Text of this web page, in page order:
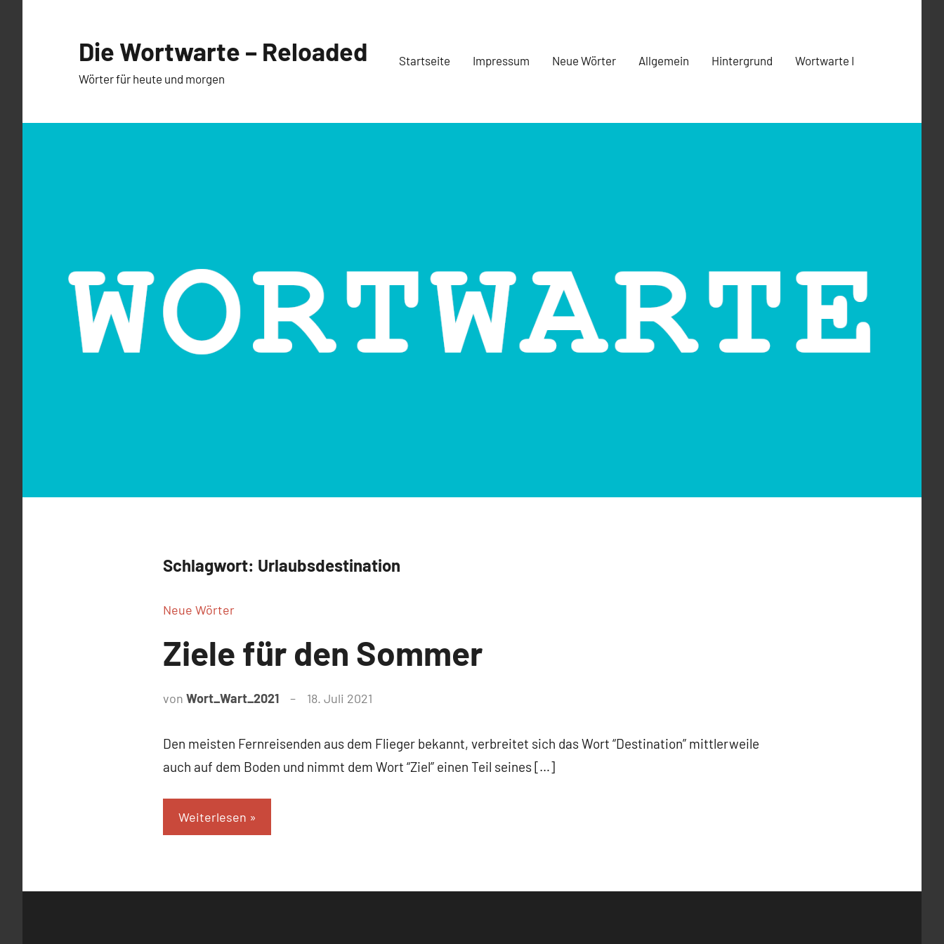
Die Wortwarte – Reloaded
Wörter für heute und morgen
Startseite Impressum Neue Wörter Allgemein Hintergrund Wortwarte I
Schlagwort: Urlaubsdestination
Neue Wörter
Ziele für den Sommer
von Wort_Wart_2021 18. Juli 2021
Den meisten Fernreisenden aus dem Flieger bekannt, verbreitet sich das Wort “Destination” mittlerweile
auch auf dem Boden und nimmt dem Wort “Ziel” einen Teil seines […]
Weiterlesen